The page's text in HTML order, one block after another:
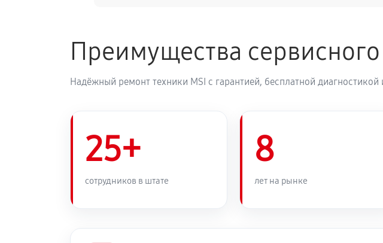
Преимущества сервисного
Надёжный ремонт техники MSI с гарантией, бесплатной
25+
сотрудников в штате
8
лет на рынке